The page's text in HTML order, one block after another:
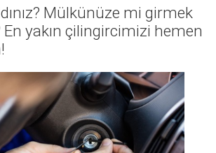
Mülkünüze mi girmek
yakın çilingircimizi hemen